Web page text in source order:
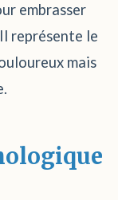
embrasser
représente le
mais